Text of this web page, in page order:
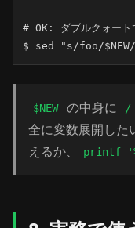
# OK: ダブルクォート
$ sed "s/foo/
$NEW の中身に /
全に変数展開した
えるか、
printf